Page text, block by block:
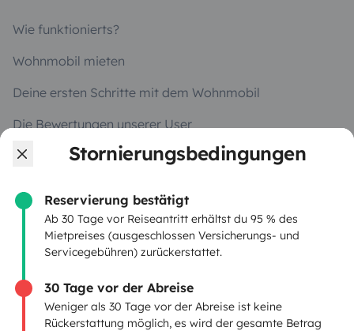
Stornierungsbedingungen
Reservierung bestätigt
Ab 30 Tage vor Reiseantritt erhältst du 95 % des
Mietpreises (ausgeschlossen Versicherungs- und
Servicegebühren) zurückerstattet.
30 Tage vor der Abreise
Weniger als 30 Tage vor der Abreise ist keine
Rückerstattung möglich, es wird der gesamte Betrag
Wie funktionierts?
Wohnmobil mieten
Deine ersten Schritte mit dem Wohnmobil
Die Bewertungen unserer User
Hilfe für Mieter
VERMIETER
Wohnmobil vermieten
Mietvertrag
Mietversicherung